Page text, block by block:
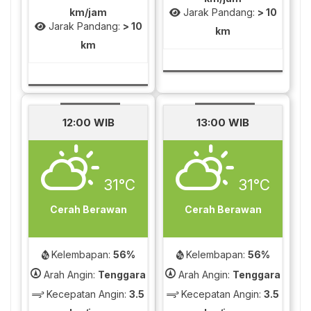
km/jam
Jarak Pandang: > 10
km
Jarak Pandang: > 10
km
12:00 WIB
31°C
Cerah Berawan
Kelembapan: 56%
Arah Angin: Tenggara
Kecepatan Angin: 3.5
13:00 WIB
31°C
Cerah Berawan
Kelembapan: 56%
Arah Angin: Tenggara
Kecepatan Angin: 3.5